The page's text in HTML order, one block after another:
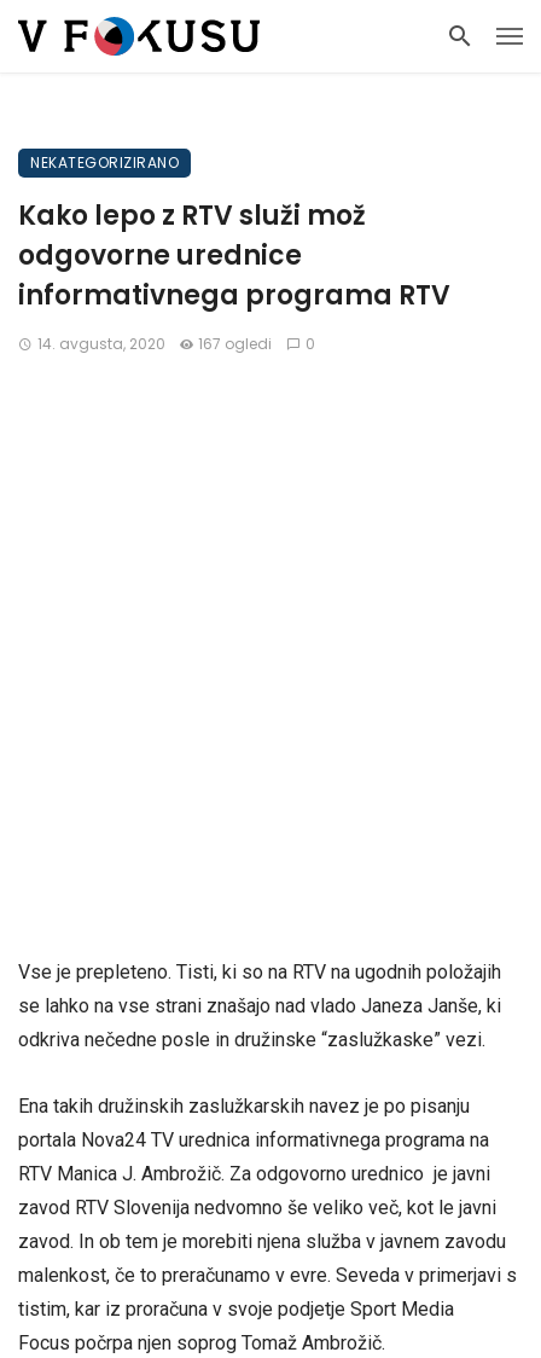
NEKATEGORIZIRANO
Kako lepo z RTV služi mož
odgovorne urednice
informativnega programa RTV
14. avgusta, 2020 167 ogledi 0
Vse je prepleteno. Tisti, ki so na RTV na ugodnih položajih
se lahko na vse strani znašajo nad vlado Janeza Janše, ki
odkriva nečedne posle in družinske “zaslužkaske” vezi.
Ena takih družinskih zaslužkarskih navez je po pisanju
portala Nova24 TV urednica informativnega programa na
RTV Manica J. Ambrožič. Za odgovorno urednico je javni
zavod RTV Slovenija nedvomno še veliko več, kot le javni
zavod. In ob tem je morebiti njena služba v javnem zavodu
malenkost, če to preračunamo v evre. Seveda v primerjavi s
tistim, kar iz proračuna v svoje podjetje Sport Media
Focus počrpa njen soprog Tomaž Ambrožič.